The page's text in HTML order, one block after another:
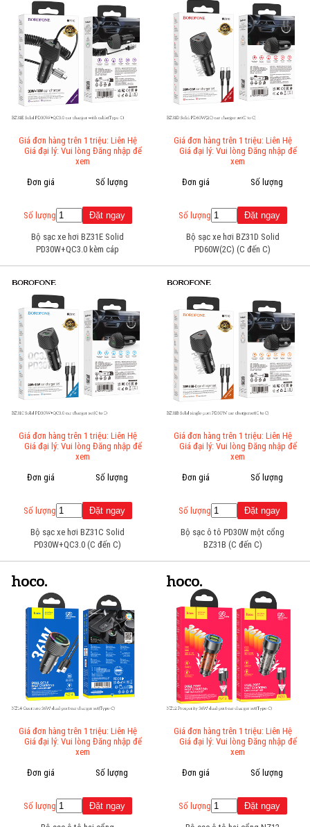
Giá đơn hàng trên 1 triệu: Liên Hệ
Giá đại lý: Vui lòng Đăng nhập để
xem
Đơn giá
Số lượng
Số lượng
Bộ sạc xe hơi BZ31E Solid
PD30W+QC3.0 kèm cáp
Giá đơn hàng trên 1 triệu: Liên Hệ
Giá đại lý: Vui lòng Đăng nhập để
xem
Đơn giá
Số lượng
Số lượng
Bộ sạc xe hơi BZ31D Solid
PD60W(2C) (C đến C)
Giá đơn hàng trên 1 triệu: Liên Hệ
Giá đại lý: Vui lòng Đăng nhập để
xem
Đơn giá
Số lượng
Số lượng
Bộ sạc xe hơi BZ31C Solid
PD30W+QC3.0 (C đến C)
Giá đơn hàng trên 1 triệu: Liên Hệ
Giá đại lý: Vui lòng Đăng nhập để
xem
Đơn giá
Số lượng
Số lượng
Bộ sạc ô tô PD30W một cổng
BZ31B (C đến C)
Giá đơn hàng trên 1 triệu: Liên Hệ
Giá đại lý: Vui lòng Đăng nhập để
xem
Đơn giá
Số lượng
Số lượng
Giá đơn hàng trên 1 triệu: Liên Hệ
Giá đại lý: Vui lòng Đăng nhập để
xem
Đơn giá
Số lượng
Số lượng